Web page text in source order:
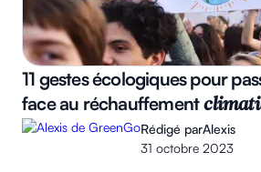
11 gestes écologiques pour
face au réchauffement
Rédigé parAlexis
31 octobre 2023